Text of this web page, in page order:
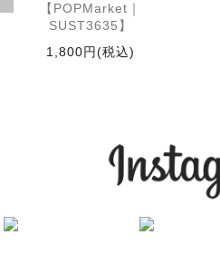
【POPMarket｜
SUST3635】
1,800円(税込)